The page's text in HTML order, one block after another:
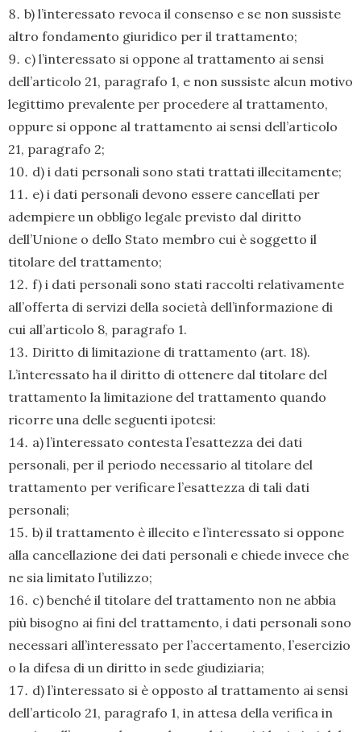
b) l’interessato revoca il consenso e se non sussiste
altro fondamento giuridico per il trattamento;
c) l’interessato si oppone al trattamento ai sensi
dell’articolo 21, paragrafo 1, e non sussiste alcun motivo
legittimo prevalente per procedere al trattamento,
oppure si oppone al trattamento ai sensi dell’articolo
21, paragrafo 2;
d) i dati personali sono stati trattati illecitamente;
e) i dati personali devono essere cancellati per
adempiere un obbligo legale previsto dal diritto
dell’Unione o dello Stato membro cui è soggetto il
titolare del trattamento;
f) i dati personali sono stati raccolti relativamente
all’offerta di servizi della società dell’informazione di
cui all’articolo 8, paragrafo 1.
Diritto di limitazione di trattamento (art. 18).
L’interessato ha il diritto di ottenere dal titolare del
trattamento la limitazione del trattamento quando
ricorre una delle seguenti ipotesi:
a) l’interessato contesta l’esattezza dei dati
personali, per il periodo necessario al titolare del
trattamento per verificare l’esattezza di tali dati
personali;
b) il trattamento è illecito e l’interessato si oppone
alla cancellazione dei dati personali e chiede invece che
ne sia limitato l’utilizzo;
c) benché il titolare del trattamento non ne abbia
più bisogno ai fini del trattamento, i dati personali sono
necessari all’interessato per l’accertamento, l’esercizio
o la difesa di un diritto in sede giudiziaria;
d) l’interessato si è opposto al trattamento ai sensi
dell’articolo 21, paragrafo 1, in attesa della verifica in